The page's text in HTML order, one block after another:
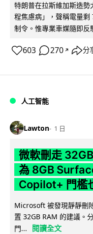
特朗普在拉斯維加斯造
程焦慮病」，聲稱電量
制令。惟專業車媒隨即反
603 270 ↗ 分
人工智能
Lawton 1 日
微軟刪走
為 8GB
Copilot+ 門檻
Microsoft 被發現靜靜刪
置 32GB RAM 的建議。
門...
閱讀全文